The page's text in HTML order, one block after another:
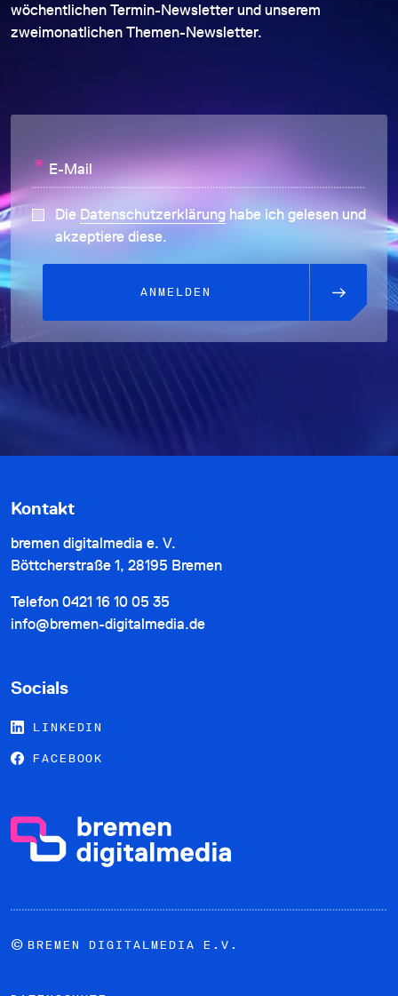
wöchentlichen Termin-Newsletter und unserem
zweimonatlichen Themen-Newsletter.
* E-Mail
Die Datenschutzerklärunghabe ich gelesen und
akzeptiere diese.
ANMELDEN
Kontakt
bremen digitalmedia e. V.
Böttcherstraße 1, 28195 Bremen
Telefon 0421 16 10 05 35
info@bremen-digitalmedia.de
Socials
LINKEDIN
FACEBOOK
© BREMEN DIGITALMEDIA E.V.